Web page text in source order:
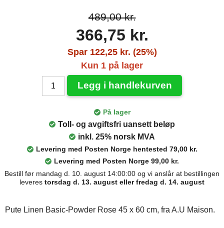
489,00 kr.
366,75 kr.
Spar 122,25 kr. (25%)
Kun 1 på lager
Legg i handlekurven
På lager
Toll- og avgiftsfri uansett beløp
inkl. 25% norsk MVA
Levering med Posten Norge hentested 79,00 kr.
Levering med Posten Norge 99,00 kr.
Bestill før mandag d. 10. august 14:00:00 og vi anslår at bestillingen
leveres torsdag d. 13. august eller fredag d. 14. august
Pute Linen Basic-Powder Rose 45 x 60 cm, fra A.U Maison.